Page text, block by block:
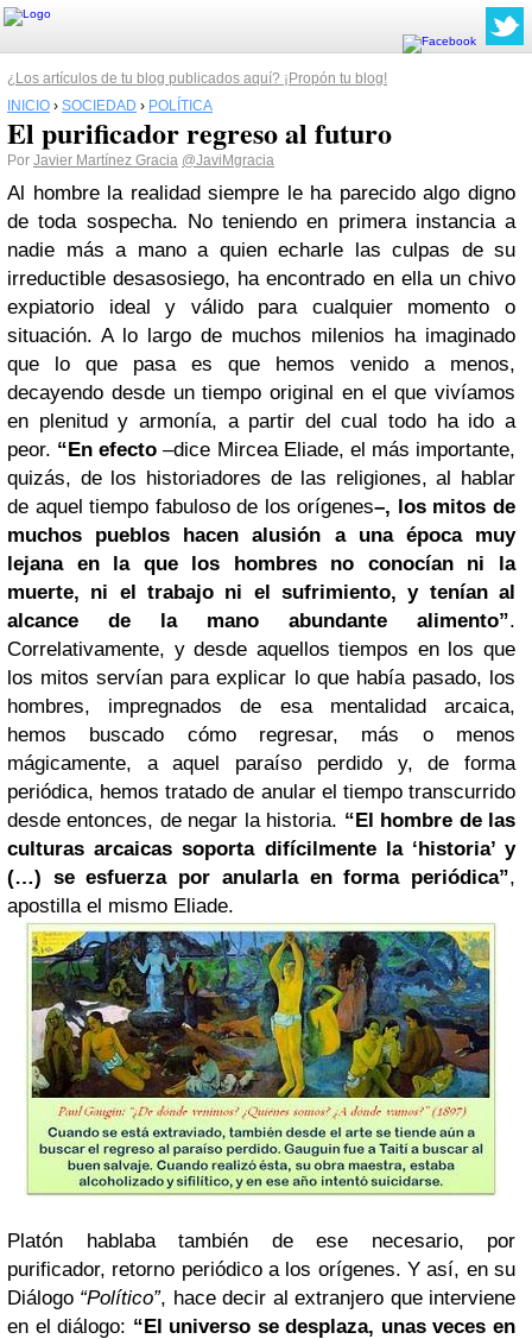
¿Los artículos de tu blog publicados aquí? ¡Propón tu blog!
INICIO › SOCIEDAD › POLÍTICA
El purificador regreso al futuro
Por Javier Martínez Gracia @JaviMgracia
Al hombre la realidad siempre le ha parecido algo digno
de toda sospecha. No teniendo en primera instancia a
nadie más a mano a quien echarle las culpas de su
irreductible desasosiego, ha encontrado en ella un chivo
expiatorio ideal y válido para cualquier momento o
situación. A lo largo de muchos milenios ha imaginado
que lo que pasa es que hemos venido a menos,
decayendo desde un tiempo original en el que vivíamos
en plenitud y armonía, a partir del cual todo ha ido a
peor. “En efecto–dice Mircea Eliade, el más importante,
quizás, de los historiadores de las religiones, al hablar
de aquel tiempo fabuloso de los orígenes–, los mitos de
muchos pueblos hacen alusión a una época muy
lejana en la que los hombres no conocían ni la
muerte, ni el trabajo ni el sufrimiento, y tenían al
alcance de la mano abundante alimento”.
Correlativamente, y desde aquellos tiempos en los que
los mitos servían para explicar lo que había pasado, los
hombres, impregnados de esa mentalidad arcaica,
hemos buscado cómo regresar, más o menos
mágicamente, a aquel paraíso perdido y, de forma
periódica, hemos tratado de anular el tiempo transcurrido
desde entonces, de negar la historia. “El hombre de las
culturas arcaicas soporta difícilmente la ‘historia’ y
(…) se esfuerza por anularla en forma periódica”,
apostilla el mismo Eliade.
Platón hablaba también de ese necesario, por
purificador, retorno periódico a los orígenes. Y así, en su
Diálogo “Político”, hace decir al extranjero que interviene
en el diálogo: “El universo se desplaza, unas veces en